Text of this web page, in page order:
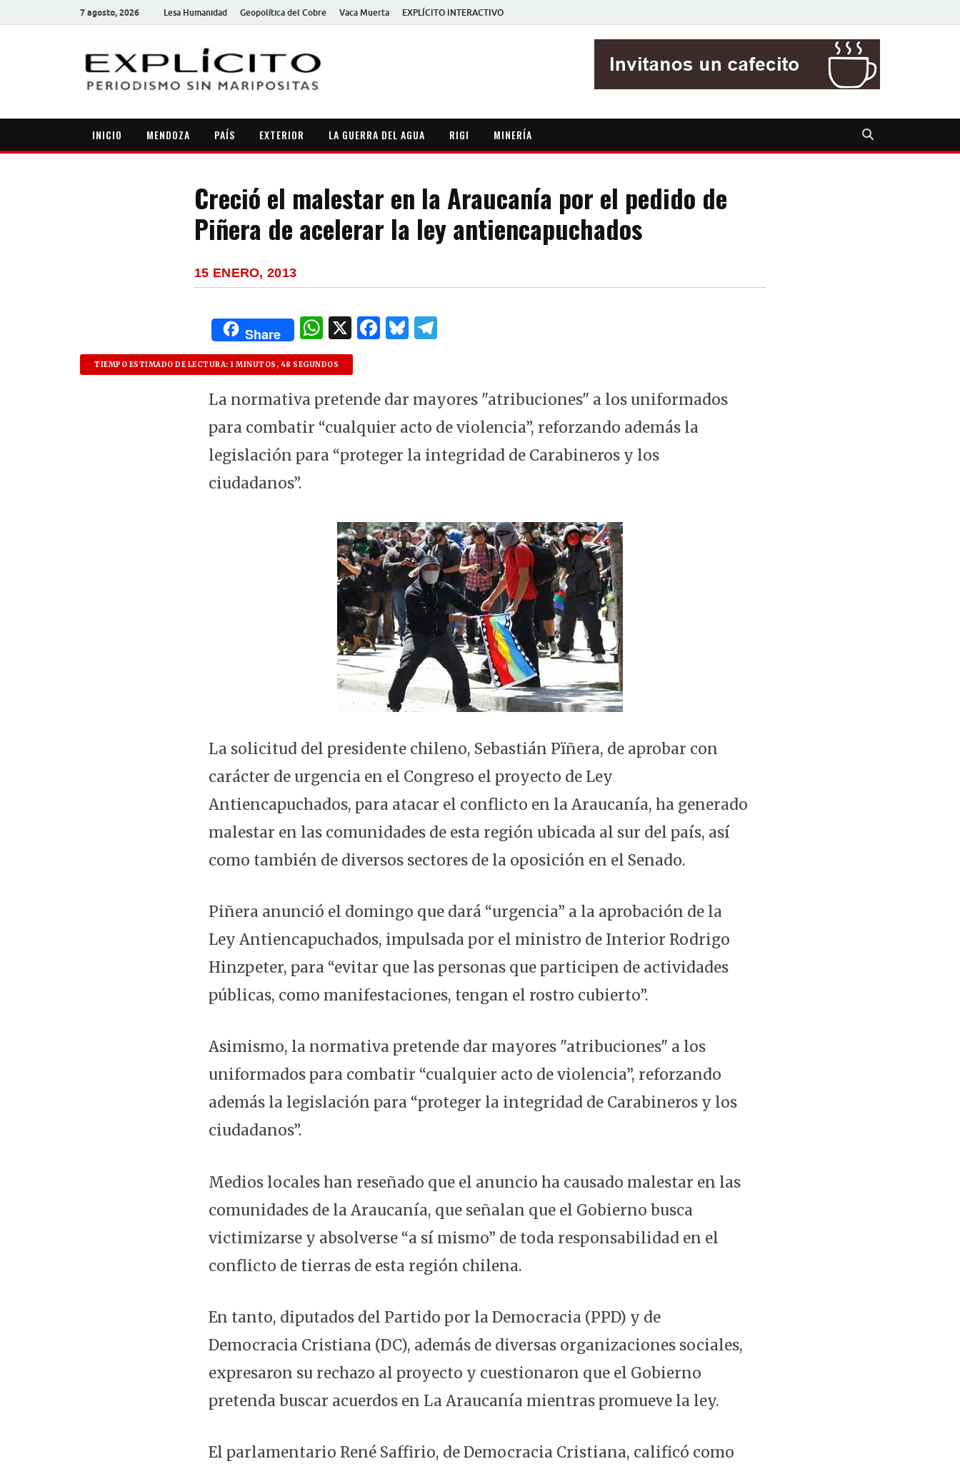
7 agosto, 2026 Lesa Humanidad Geopolítica del Cobre Vaca Muerta EXPLÍCITO INTERACTIVO
INICIO MENDOZA PAÍS EXTERIOR LA GUERRA DEL AGUA RIGI MINERÍA
Creció el malestar en la Araucanía por el pedido de
Piñera de acelerar la ley antiencapuchados
15 ENERO, 2013
Share
W
h
at
s
A
p
p
X F
e
b
o
o
B
k
y
g
ra
m
TIEMPO ESTIMADO DE LECTURA: 1 MINUTOS, 48 SEGUNDOS
La normativa pretende dar mayores "atribuciones" a los uniformados
para combatir “cualquier acto de violencia”, reforzando además la
legislación para “proteger la integridad de Carabineros y los
ciudadanos”.
La solicitud del presidente chileno, Sebastián Pïñera, de aprobar con
carácter de urgencia en el Congreso el proyecto de Ley
Antiencapuchados, para atacar el conflicto en la Araucanía, ha generado
malestar en las comunidades de esta región ubicada al sur del país, así
como también de diversos sectores de la oposición en el Senado.
Piñera anunció el domingo que dará “urgencia” a la aprobación de la
Ley Antiencapuchados, impulsada por el ministro de Interior Rodrigo
Hinzpeter, para “evitar que las personas que participen de actividades
públicas, como manifestaciones, tengan el rostro cubierto”.
Asimismo, la normativa pretende dar mayores "atribuciones" a los
uniformados para combatir “cualquier acto de violencia”, reforzando
además la legislación para “proteger la integridad de Carabineros y los
ciudadanos”.
Medios locales han reseñado que el anuncio ha causado malestar en las
comunidades de la Araucanía, que señalan que el Gobierno busca
victimizarse y absolverse “a sí mismo” de toda responsabilidad en el
conflicto de tierras de esta región chilena.
En tanto, diputados del Partido por la Democracia (PPD) y de
Democracia Cristiana (DC), además de diversas organizaciones sociales,
expresaron su rechazo al proyecto y cuestionaron que el Gobierno
pretenda buscar acuerdos en La Araucanía mientras promueve la ley.
El parlamentario René Saffirio, de Democracia Cristiana, calificó como